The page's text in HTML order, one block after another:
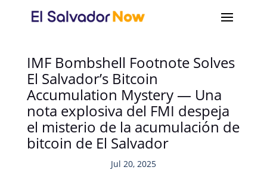
IMF Bombshell Footnote Solves
El Salvador’s Bitcoin
Accumulation Mystery — Una
nota explosiva del FMI despeja
el misterio de la acumulación de
bitcoin de El Salvador
Jul 20, 2025